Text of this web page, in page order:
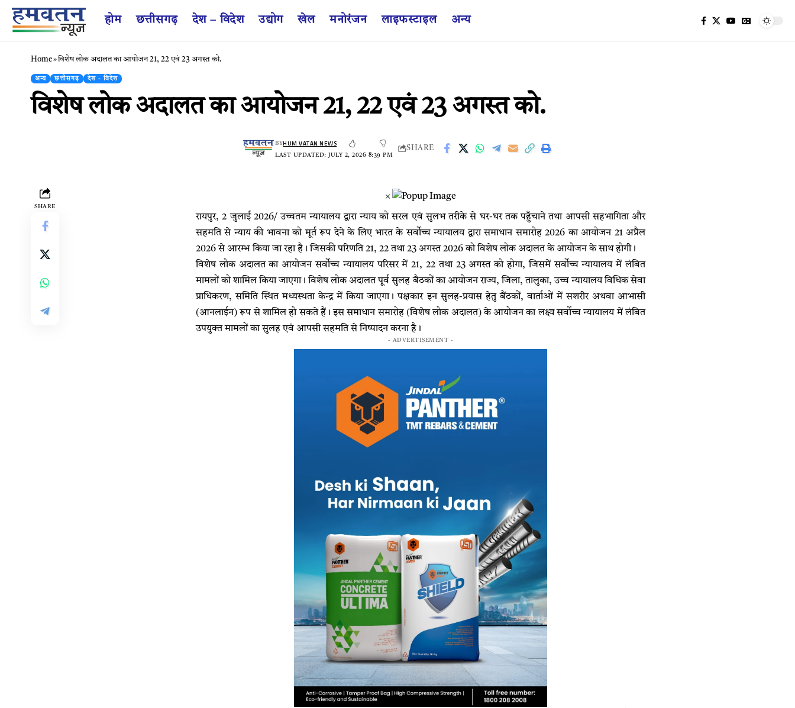
होम छत्तीसगढ़ देश – विदेश उद्योग खेल मनोरंजन लाइफस्टाइल अन्य
Home»विशेष लोक अदालत का आयोजन 21, 22 एवं 23 अगस्त को.
अन्य छत्तीसगढ़ देश - विदेश
विशेष लोक अदालत का आयोजन 21, 22 एवं 23 अगस्त को.
LAST UPDATED: JULY 2, 2026 8:39 PM
BYHUM VATAN NEWS
SHARE
SHARE
×
रायपुर, 2 जुलाई 2026/ उच्चतम न्यायालय द्वारा न्याय को सरल एवं सुलभ तरीके से घर-घर तक पहुँचाने तथा आपसी सहभागिता और
सहमति से न्याय की भावना को मूर्त रूप देने के लिए भारत के सर्वोच्च न्यायालय द्वारा समाधान समारोह 2026 का आयोजन 21 अप्रैल
2026 से आरम्भ किया जा रहा है। जिसकी परिणति 21, 22 तथा 23 अगस्त 2026 को विशेष लोक अदालत के आयोजन के साथ होगी।
विशेष लोक अदालत का आयोजन सर्वोच्च न्यायालय परिसर में 21, 22 तथा 23 अगस्त को होगा, जिसमें सर्वोच्च न्यायालय में लंबित
मामलों को शामिल किया जाएगा। विशेष लोक अदालत पूर्व सुलह बैठकों का आयोजन राज्य, जिला, तालुका, उच्च न्यायालय विधिक सेवा
प्राधिकरण, समिति स्थित मध्यस्थता केन्द्र में किया जाएगा। पक्षकार इन सुलह-प्रयास हेतु बैंठकों, वार्ताओं में सशरीर अथवा आभासी
(आनलाईन) रूप से शामिल हो सकते हैं। इस समाधान समारोह (विशेष लोक अदालत) के आयोजन का लक्ष्य सर्वोच्च न्यायालय में लंबित
उपयुक्त मामलों का सुलह एवं आपसी सहमति से निष्पादन करना है।
- ADVERTISEMENT -